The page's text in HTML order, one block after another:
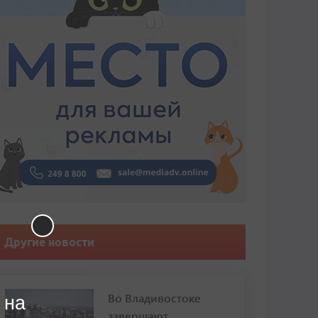
Другие новости
Во Владивостоке